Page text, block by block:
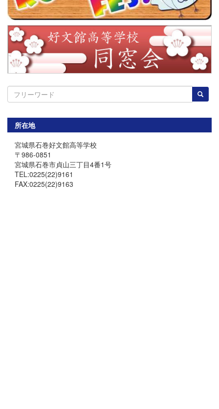
所在地
宮城県石巻好文館高等学校
〒986-0851
宮城県石巻市貞山三丁目4番1号
TEL:0225(22)9161
FAX:0225(22)9163